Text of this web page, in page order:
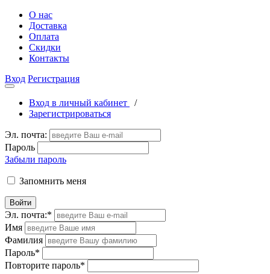
О нас
Доставка
Оплата
Скидки
Контакты
Вход Регистрация
Вход в личный кабинет
/
Зарегистрироваться
Эл. почта:
Пароль
Забыли пароль
Запомнить меня
Войти
Эл. почта:*
Имя
Фамилия
Пароль*
Повторите пароль*